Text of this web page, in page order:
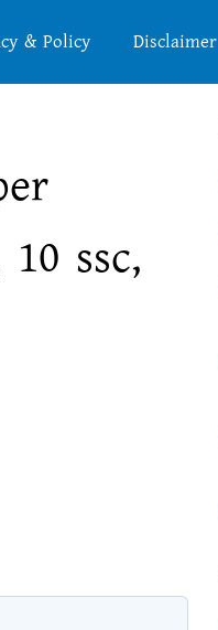
& Policy Disclaimer
ssc,